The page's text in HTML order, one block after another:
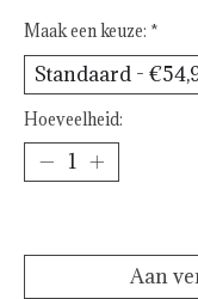
Maak een keuze: *
Hoeveelheid:
Aan